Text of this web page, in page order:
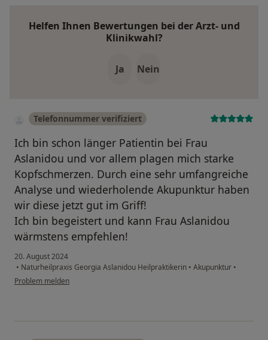
Helfen Ihnen Bewertungen bei der Arzt- und
Klinikwahl?
Ja Nein
Telefonnummer verifiziert
Ich bin schon länger Patientin bei Frau
Aslanidou und vor allem plagen mich starke
Kopfschmerzen. Durch eine sehr umfangreiche
Analyse und wiederholende Akupunktur haben
wir diese jetzt gut im Griff!
Ich bin begeistert und kann Frau Aslanidou
wärmstens empfehlen!
20. August 2024
• Naturheilpraxis Georgia Aslanidou Heilpraktikerin • Akupunktur •
Problem melden